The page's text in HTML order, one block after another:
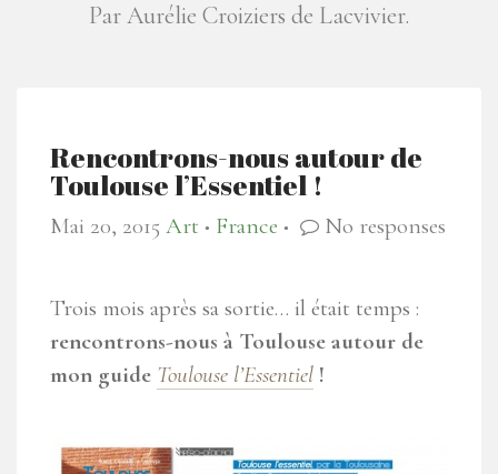
Par Aurélie Croiziers de Lacvivier.
Rencontrons-nous autour de
Toulouse l’Essentiel !
Mai 20, 2015 Art ● France ● No responses
Trois mois après sa sortie… il était temps :
rencontrons-nous à Toulouse autour de
mon guide Toulouse l’Essentiel !